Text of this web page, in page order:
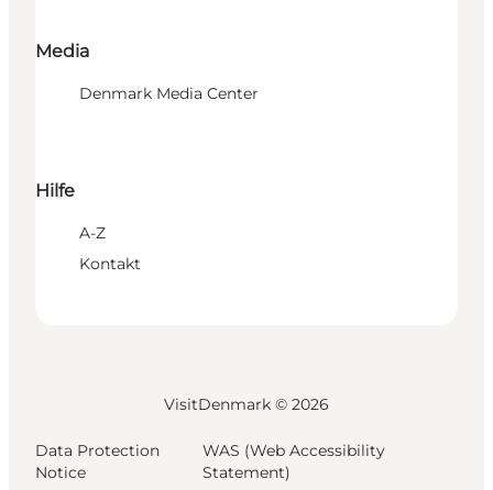
Media
Denmark Media Center
Hilfe
A-Z
Kontakt
VisitDenmark © 2026
Data Protection
Notice
WAS (Web Accessibility
Statement)